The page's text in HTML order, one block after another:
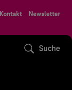
Kontakt Newsletter
Suche